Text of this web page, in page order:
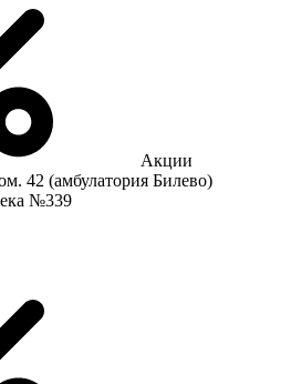
Акции
42 (амбулатория Билево)
№339